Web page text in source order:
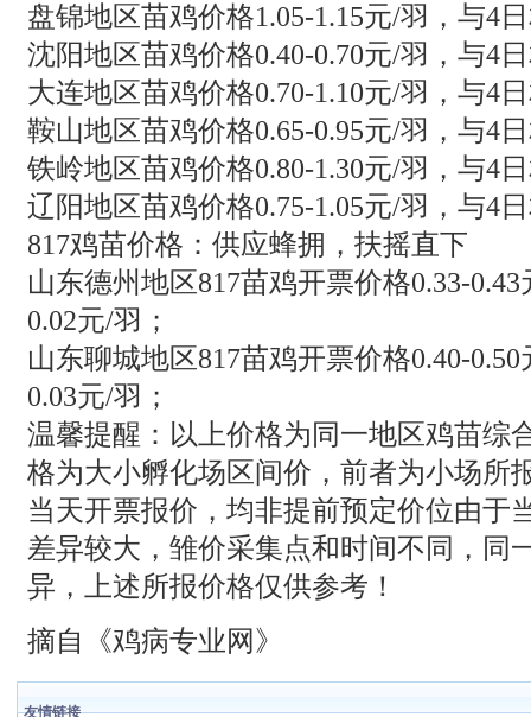
盘锦地区苗鸡价格1.05-1.15元/羽，与4
沈阳地区苗鸡价格0.40-0.70元/羽，与4
大连地区苗鸡价格0.70-1.10元/羽，与4
鞍山地区苗鸡价格0.65-0.95元/羽，与4
铁岭地区苗鸡价格0.80-1.30元/羽，与4
辽阳地区苗鸡价格0.75-1.05元/羽，与4
817鸡苗价格：供应蜂拥，扶摇直下
山东德州地区817苗鸡开票价格0.33-
0.02元/羽；
山东聊城地区817苗鸡开票价格0.40-
0.03元/羽；
温馨提醒：以上价格为同一地区鸡苗综
格为大小孵化场区间价，前者为小场所
当天开票报价，均非提前预定价位由于
差异较大，雏价采集点和时间不同，同
异，上述所报价格仅供参考！
摘自《鸡病专业网》
友情链接